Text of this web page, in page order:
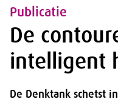
Publicatie
De
intelligent
De Denktank schetst